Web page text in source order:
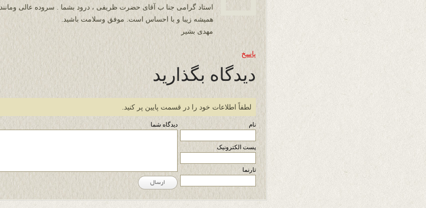
استاد گرامی جنا ب آقای حضرت ظریفی ، درود بشما . سروده عالی ومانند
همیشه زیبا و با احساس است. موفق وسلامت باشید.
مهدی بشیر
پاسخ
دیدگاه بگذارید
لطفاً اطلاعات خود را در قسمت پایین پر کنید.
نام
پست الکترونیک
تارنما
دیدگاه شما